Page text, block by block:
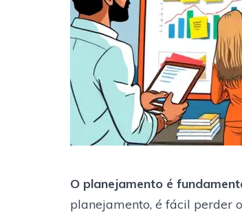
O planejamento é
planejamento, é fácil perder